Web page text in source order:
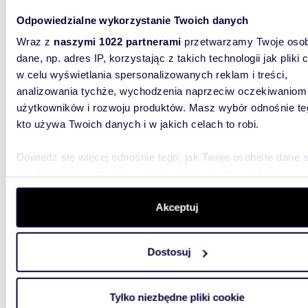
Odpowiedzialne wykorzystanie Twoich danych
Wraz z naszymi 1022 partnerami przetwarzamy Twoje
dane, np. adres IP, korzystając z takich technologii jak pliki
w celu wyświetlania spersonalizowanych reklam i treści,
analizowania tychże, wychodzenia naprzeciw oczekiwaniom
użytkowników i rozwoju produktów. Masz wybór odnośnie
kto używa Twoich danych i w jakich celach to robi.
Dowiedz się więcej odnośnie tego, jak Twoje osobiste dane
szczegółów. W Deklaracji plików cookie możesz zmienić
wycofać swoją zgodę w dowolnej chwili.
aby oferować funkcje społecznościowe i analizować ruch w
witrynie. Informacje o tym, jak korzystasz z naszej witryny,
analitycznym. Partnerzy mogą połączyć te informacje z
Akceptuj
Dostosuj
Tylko niezbędne pliki cookie
84,60
na Park